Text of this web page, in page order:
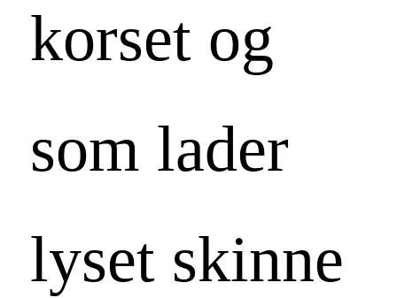
korset og
som lader
lyset skinne